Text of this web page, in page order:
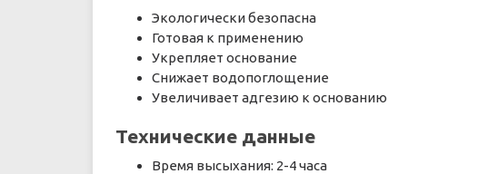
Экологически безопасна
Готовая к применению
Укрепляет основание
Снижает водопоглощение
Увеличивает адгезию к основанию
Технические данные
Время высыхания: 2-4 часа